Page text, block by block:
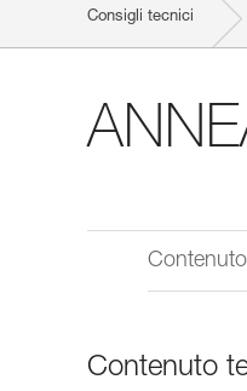
Consigli tecnici
Contenuto